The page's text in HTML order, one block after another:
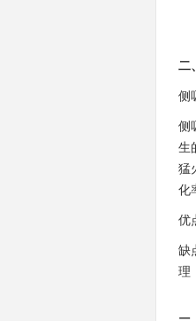
二
侧
侧
生
猛
化
优
缺
理